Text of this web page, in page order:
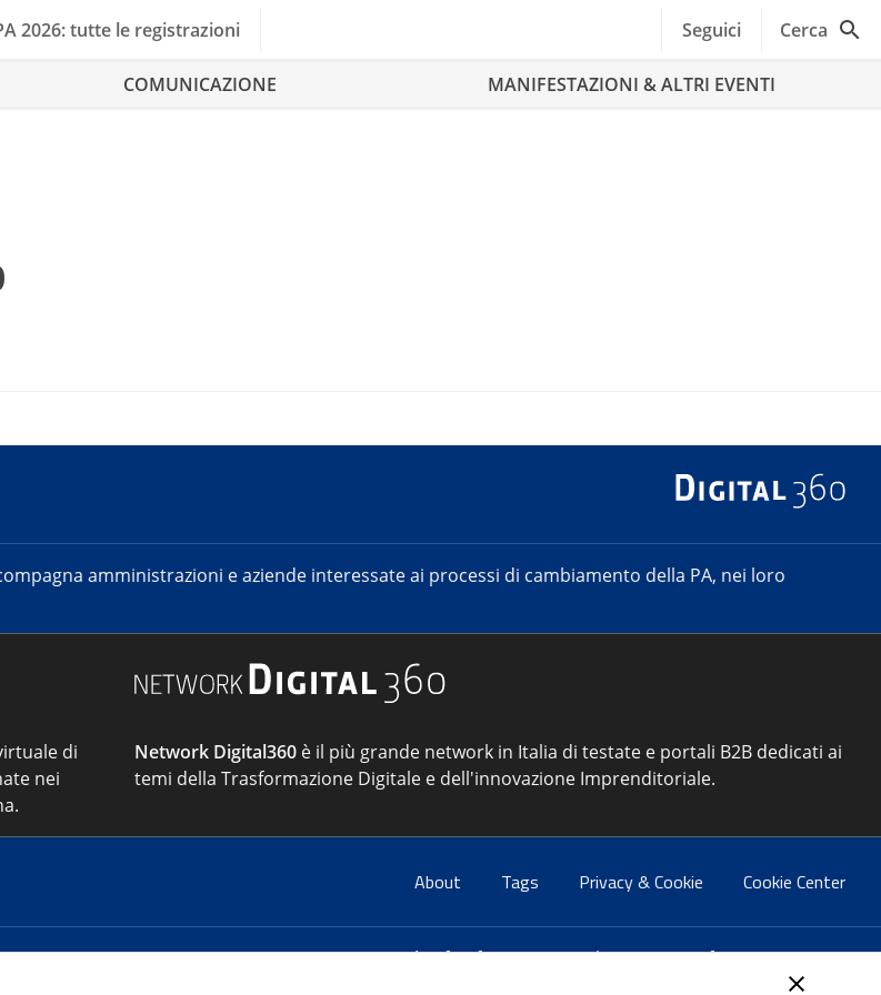
2026: tutte le registrazioni Seguici Cerca
COMUNICAZIONE MANIFESTAZIONI & ALTRI EVENTI
amministrazioni e aziende interessate ai processi di cambiamento della PA, nei loro
di
nei
Network Digital360 è il più grande network in Italia di testate e portali B2B dedicati ai
temi della Trasformazione Digitale e dell'innovazione Imprenditoriale.
About Tags Privacy & Cookie Cookie Center
Contatti:info@forumpa.it- tel. 06 684251 - fax. 06 68425433